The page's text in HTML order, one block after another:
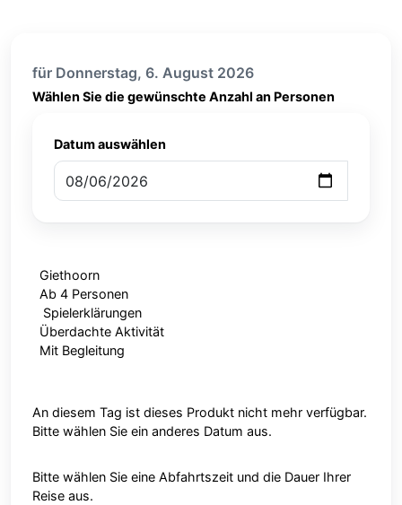
für Donnerstag, 6. August 2026
Wählen Sie die gewünschte Anzahl an Personen
Datum auswählen
Giethoorn
Ab 4 Personen
Spielerklärungen
Überdachte Aktivität
Mit Begleitung
An diesem Tag ist dieses Produkt nicht mehr verfügbar.
Bitte wählen Sie ein anderes Datum aus.
Bitte wählen Sie eine Abfahrtszeit und die Dauer Ihrer
Reise aus.